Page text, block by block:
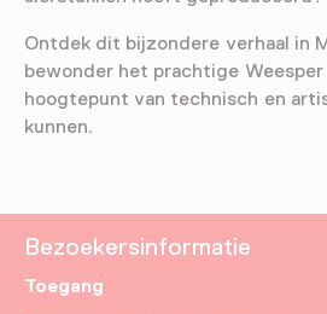
Ontdek dit bijzondere verhaal in
bewonder het prachtige Weesper
hoogtepunt van technisch en
kunnen.
Bezoekersinformatie
Toegang